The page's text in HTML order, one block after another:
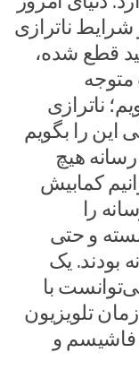
ناترازی
قطع شده،
۱۳۵۴ می‌شویم؛ ناترازی
۵۴، ۵۵ و ۵۶. ولی این را بگویم
رسانه هیچ
کمابیش
را
و حتی
بودند. یک
با
تلویزیون
فاشیسم و